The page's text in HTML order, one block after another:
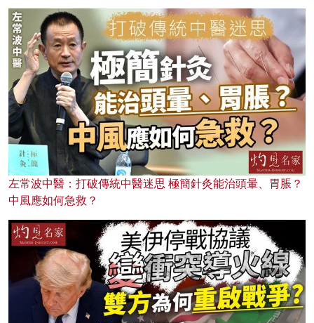
左常波中醫：打破傳統中醫迷思 極簡針灸能治頭暈、胃脹？
中風應如何急救？